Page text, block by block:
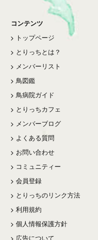
コンテンツ
トップページ
とりっちとは？
メンバーリスト
鳥図鑑
鳥病院ガイド
とりっちカフェ
メンバーブログ
よくある質問
お問い合わせ
コミュニティー
会員登録
とりっちのリンク方法
利用規約
個人情報保護方針
広告について